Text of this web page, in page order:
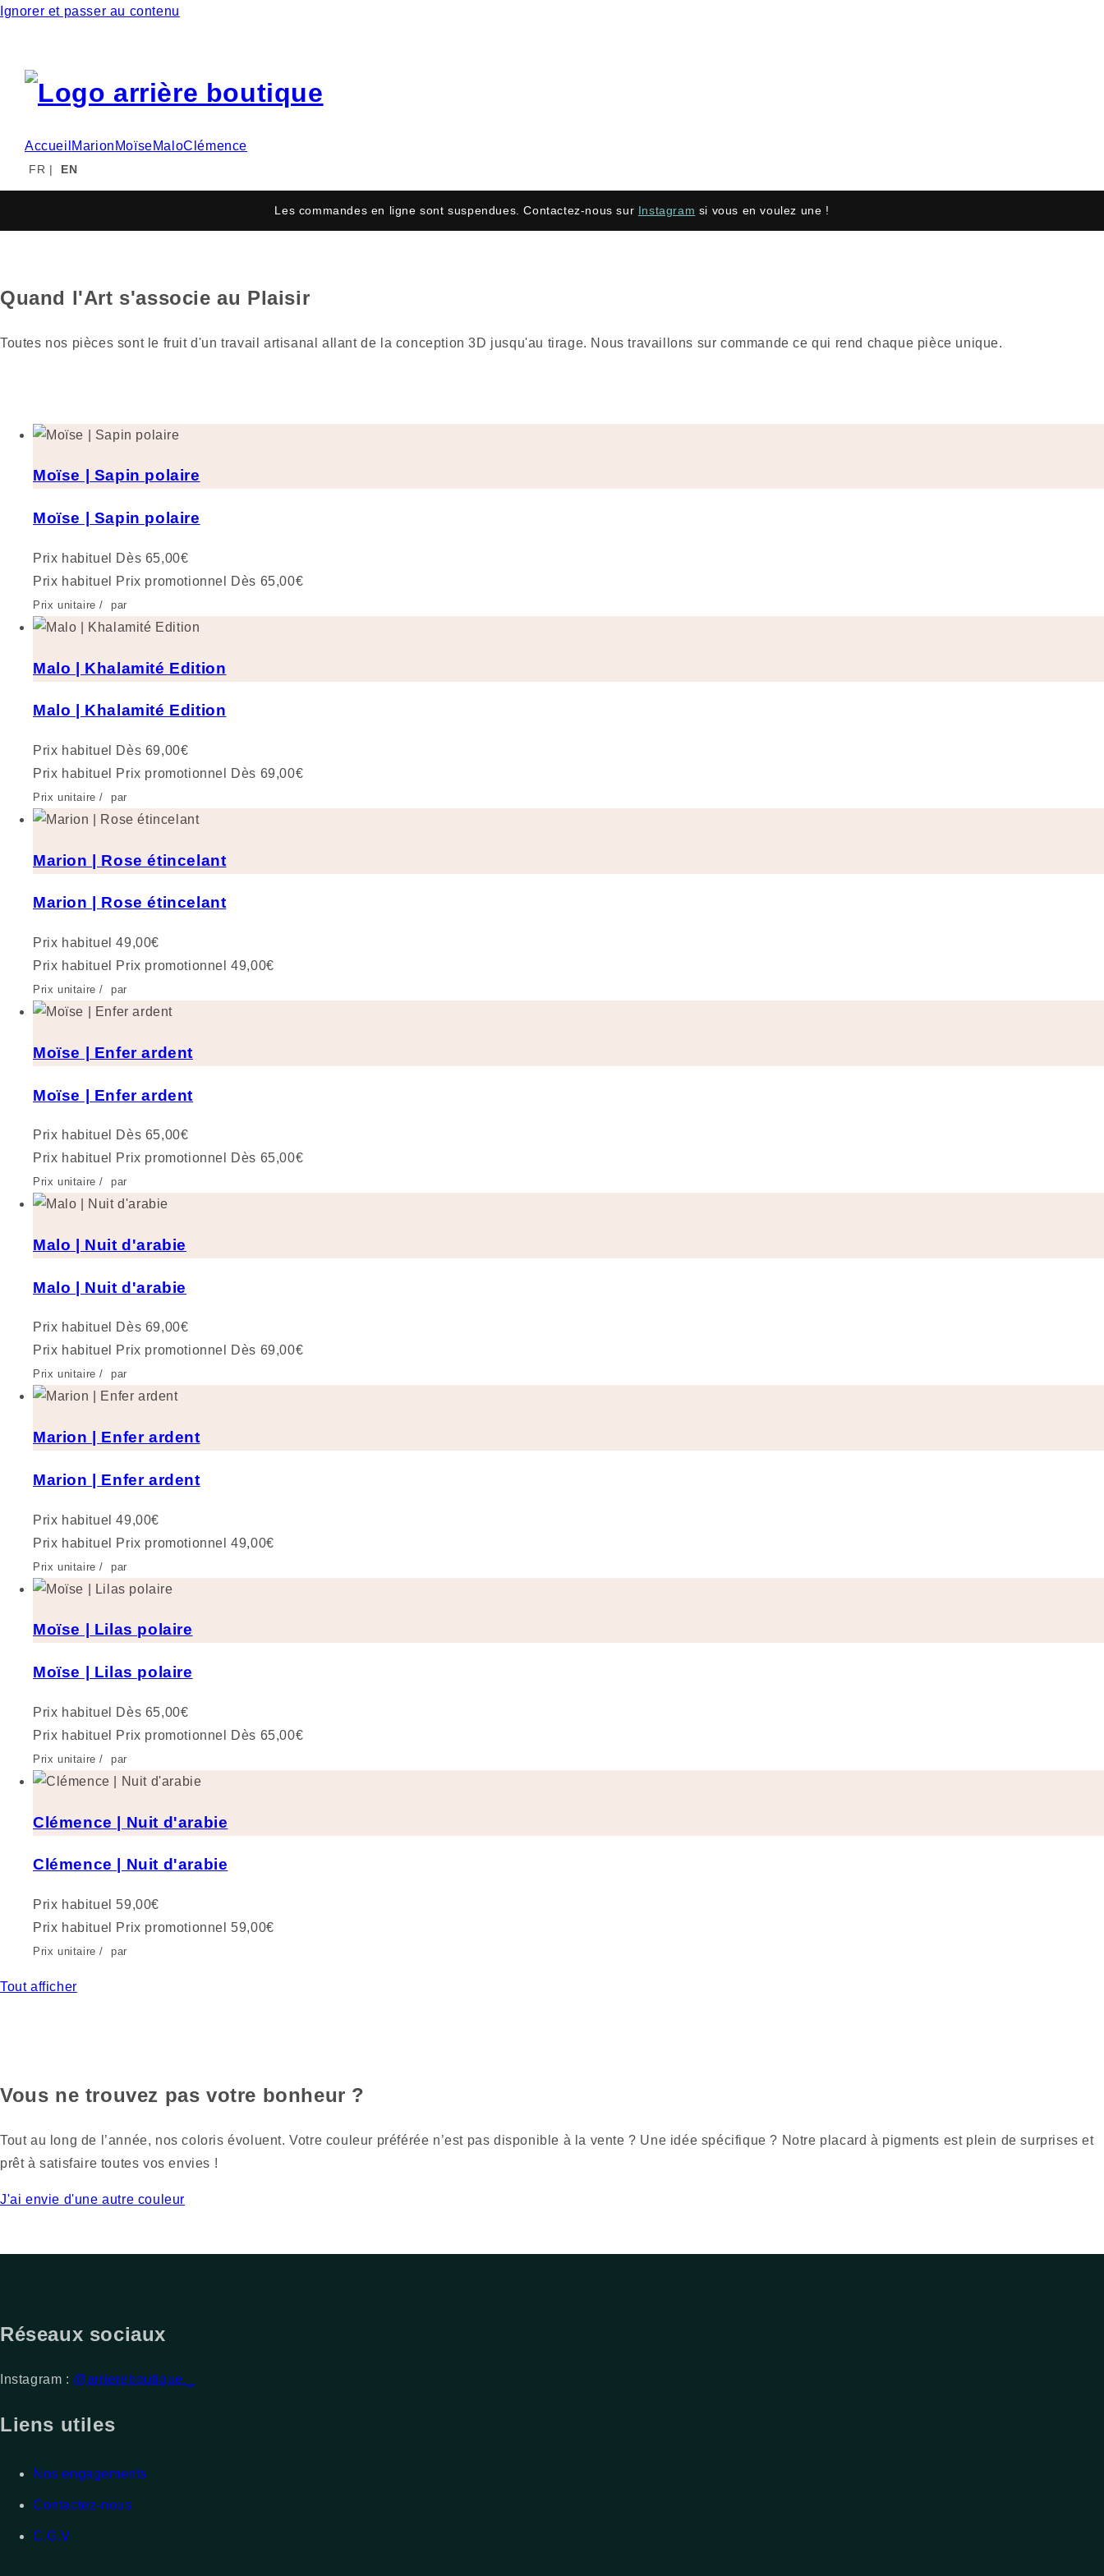
Ignorer et passer au contenu
Accueil Marion MoïseMaloClémence
FR | EN
Les commandes en ligne sont suspendues. Contactez-nous sur Instagram si vous en voulez une !
Quand l'Art s'associe au Plaisir
Toutes nos pièces sont le fruit d'un travail artisanal allant de la conception 3D jusqu'au tirage. Nous travaillons sur commande ce qui rend chaque pièce unique.
Moïse | Sapin polaire
Moïse | Sapin polaire
Prix habituel
Dès 65,00€
Prix habituel
Prix promotionnel Dès 65,00€
Prix unitaire / par
Malo | Khalamité Edition
Malo | Khalamité Edition
Prix habituel
Dès 69,00€
Prix habituel
Prix promotionnel Dès 69,00€
Prix unitaire / par
Marion | Rose étincelant
Marion | Rose étincelant
Prix habituel 49,00€
Prix habituel
Prix promotionnel 49,00€
Prix unitaire / par
Moïse | Enfer ardent
Moïse | Enfer ardent
Prix habituel
Dès 65,00€
Prix habituel
Prix promotionnel Dès 65,00€
Prix unitaire / par
Malo | Nuit d'arabie
Malo | Nuit d'arabie
Prix habituel
Dès 69,00€
Prix habituel
Prix promotionnel Dès 69,00€
Prix unitaire / par
Marion | Enfer ardent
Marion | Enfer ardent
Prix habituel 49,00€
Prix habituel
Prix promotionnel 49,00€
Prix unitaire / par
Moïse | Lilas polaire
Moïse | Lilas polaire
Prix habituel
Dès 65,00€
Prix habituel
Prix promotionnel Dès 65,00€
Prix unitaire / par
Clémence | Nuit d'arabie
Clémence | Nuit d'arabie
Prix habituel 59,00€
Prix habituel
Prix promotionnel 59,00€
Prix unitaire / par
Tout afficher
Vous ne trouvez pas votre bonheur ?
Tout au long de l’année, nos coloris évoluent. Votre couleur préférée n’est pas disponible à la vente ? Une idée spécifique ? Notre placard à pigments est plein de surprises et
prêt à satisfaire toutes vos envies !
J'ai envie d'une autre couleur
Réseaux sociaux
Instagram : @arriereboutique._
Liens utiles
Nos engagements
Contactez-nous
C.G.V